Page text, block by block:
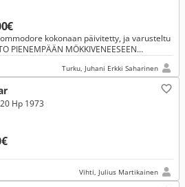
kokonaan päivitetty, ja varusteltu
Turku, Juhani Erkki Saharinen
Hp 1973
Vihti, Julius Martikainen